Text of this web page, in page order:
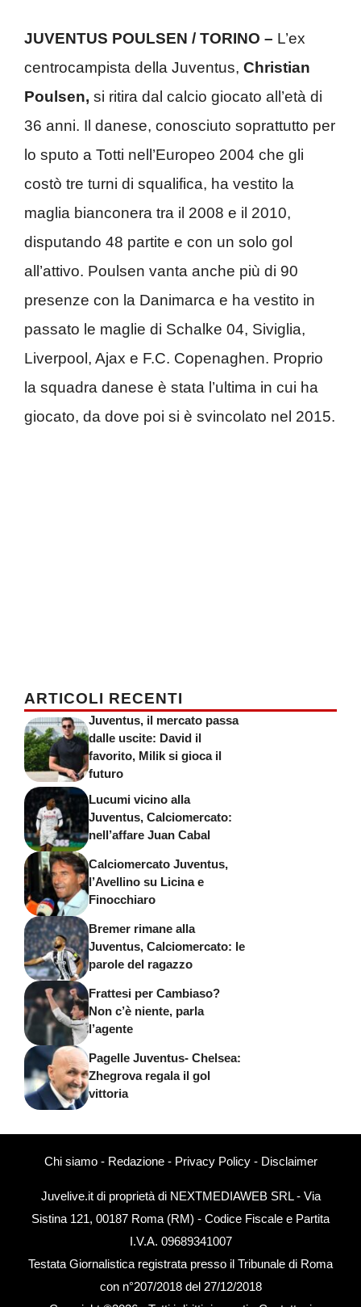
JUVENTUS POULSEN / TORINO – L’ex
centrocampista della Juventus, Christian
Poulsen, si ritira dal calcio giocato all’età di
36 anni. Il danese, conosciuto soprattutto per
lo sputo a Totti nell’Europeo 2004 che gli
costò tre turni di squalifica, ha vestito la
maglia bianconera tra il 2008 e il 2010,
disputando 48 partite e con un solo gol
all’attivo. Poulsen vanta anche più di 90
presenze con la Danimarca e ha vestito in
passato le maglie di Schalke 04, Siviglia,
Liverpool, Ajax e F.C. Copenaghen. Proprio
la squadra danese è stata l’ultima in cui ha
giocato, da dove poi si è svincolato nel 2015.
ARTICOLI RECENTI
Juventus, il mercato passa
dalle uscite: David il
favorito, Milik si gioca il
futuro
Lucumi vicino alla
Juventus, Calciomercato:
nell’affare Juan Cabal
Calciomercato Juventus,
l’Avellino su Licina e
Finocchiaro
Bremer rimane alla
Juventus, Calciomercato: le
parole del ragazzo
Frattesi per Cambiaso?
Non c’è niente, parla
l’agente
Pagelle Juventus- Chelsea:
Zhegrova regala il gol
vittoria
Chi siamo- Redazione- Privacy Policy- Disclaimer
Juvelive.it di proprietà di NEXTMEDIAWEB SRL - Via
Sistina 121, 00187 Roma (RM) - Codice Fiscale e Partita
I.V.A. 09689341007
Testata Giornalistica registrata presso il Tribunale di Roma
con n°207/2018 del 27/12/2018